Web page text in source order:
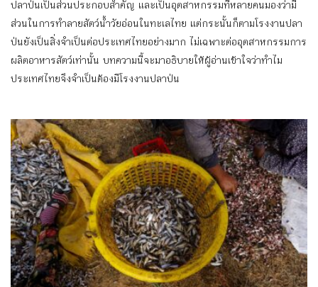
ปลาป่นเป็นส่วนประกอบสำคัญ และเป็นอุตสาหกรรมที่หลายคนมองว่ามี
ส่วนในการทำลายสัตว์น้ำวัยอ่อนในทะเลไทย แต่กระนั้นก็ตามโรงงานปลา
ป่นยังเป็นสิ่งจำเป็นต่อประเทศไทยอย่างมาก ไม่เฉพาะต่ออุตสาหกรรมการ
ผลิตอาหารสัตว์เท่านั้น บทความนี้จะมาอธิบายให้ผู้อ่านเข้าใจว่าทำไม
ประเทศไทยจึงจำเป็นต้องมีโรงงานปลาป่น